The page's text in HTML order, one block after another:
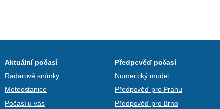
Aktuální počasí
Radarové snímky
Meteostanice
Počasí u vás
Předpověď počasí
Numerický model
Předpověď pro Prahu
Předpověď pro Brno